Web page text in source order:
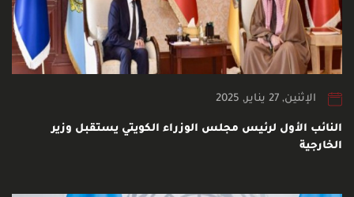
الإثنين, 27 يناير, 2025
النائب الأول لرئيس مجلس الوزراء الكويتي يستقبل وزير
الخارجية